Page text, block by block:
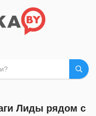
Лиды рядом с